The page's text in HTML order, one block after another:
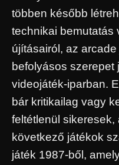
többen később
technikai bemutatás
újításairól, az
befolyásos szerepet
videojáték-iparban.
bár kritikailag vagy
feltétlenül sikeresek,
következő játékok
játék 1987-ből,